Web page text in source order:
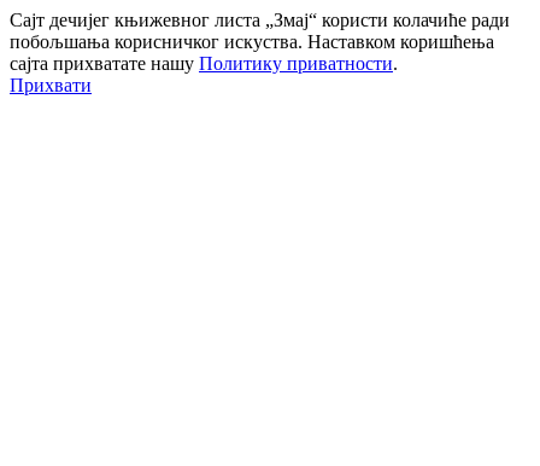
Сајт дечијег књижевног листа „Змај“ користи колачиће ради
побољшања корисничког искуства. Наставком коришћења
сајта прихватате нашу Политику приватности.
Прихвати